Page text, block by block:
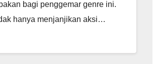
bagi penggemar genre ini.
hanya menjanjikan aksi…